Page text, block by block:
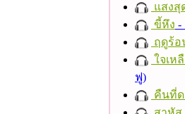
แสงสุ
ขี้หึง -
ฤดูร้อ
ใจเห
ฟู)
คืนที่ด